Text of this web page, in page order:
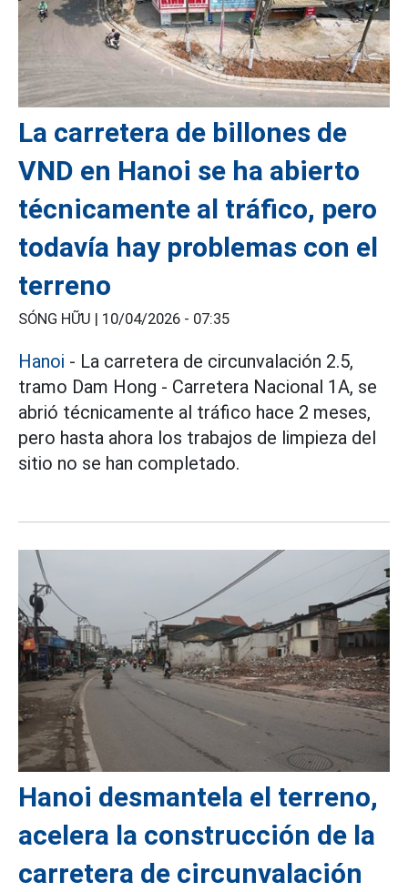
La carretera de billones de
VND en Hanoi se ha abierto
técnicamente al tráfico, pero
todavía hay problemas con el
terreno
SÓNG HỮU | 10/04/2026 - 07:35
Hanoi - La carretera de circunvalación 2.5,
tramo Dam Hong - Carretera Nacional 1A, se
abrió técnicamente al tráfico hace 2 meses,
pero hasta ahora los trabajos de limpieza del
sitio no se han completado.
Hanoi desmantela el terreno,
acelera la construcción de la
carretera de circunvalación